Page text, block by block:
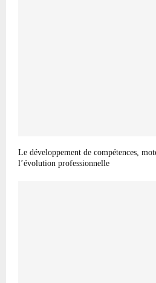
Le développement de compétences,
l’évolution professionnelle